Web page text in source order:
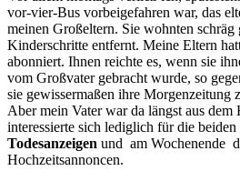
vor-vier-Bus vorbeigefahren war, das
meinen Großeltern. Sie wohnten schräg
Kinderschritte entfernt. Meine Eltern
abonniert. Ihnen reichte es, wenn sie
vom Großvater gebracht wurde, so
sie gewissermaßen ihre Morgenzeitung
Aber mein Vater war da längst aus
interessierte sich lediglich für die
Todesanzeigen und ­ am Wochenende
Hochzeitsannoncen.